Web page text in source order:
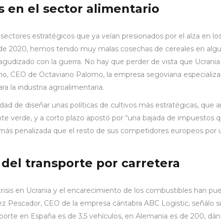
en el sector alimentario
estratégicos que ya veían presionados por el alza en
2020, hemos tenido muy malas cosechas de cereales en
con la guerra. No hay que perder de vista que
CEO de Octaviano Palomo, la empresa segoviana
la industria agroalimentaria.
de diseñar unas políticas de cultivos más estratégicas, que
verde, y a corto plazo apostó por “una bajada de impuestos
penalizada que el resto de sus competidores europeos
transporte por carretera
en Ucrania y el encarecimiento de los combustibles han
Pescador, CEO de la empresa cántabra ABC Logistic, señálo
en España es de 3,5 vehículos, en Alemania es de 200,